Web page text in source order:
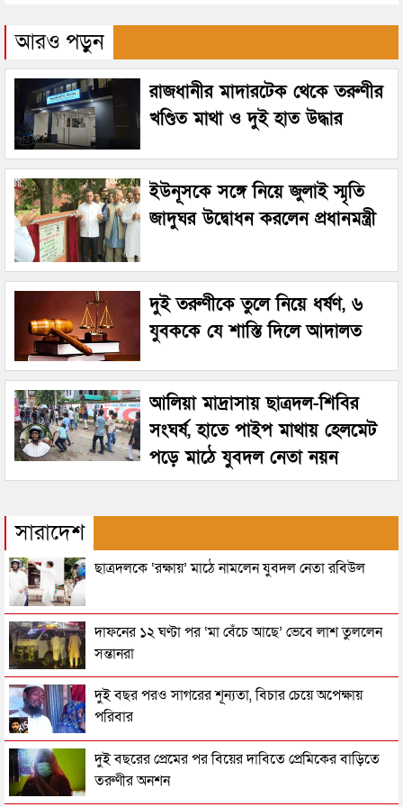
আরও পড়ুন
রাজধানীর মাদারটেক থেকে তরুণীর
খণ্ডিত মাথা ও দুই হাত উদ্ধার
ইউনূসকে সঙ্গে নিয়ে জুলাই স্মৃতি
জাদুঘর উদ্বোধন করলেন প্রধানমন্ত্রী
দুই তরুণীকে তুলে নিয়ে ধর্ষণ, ৬
যুবককে যে শাস্তি দিলে আদালত
আলিয়া মাদ্রাসায় ছাত্রদল-শিবির
সংঘর্ষ, হাতে পাইপ মাথায় হেলমেট
পড়ে মাঠে যুবদল নেতা নয়ন
সারাদেশ
ছাত্রদলকে ‘রক্ষায়’ মাঠে নামলেন যুবদল নেতা রবিউল
দাফনের ১২ ঘণ্টা পর ‘মা বেঁচে আছে’ ভেবে লাশ তুললেন
সন্তানরা
দুই বছর পরও সাগরের শূন্যতা, বিচার চেয়ে অপেক্ষায়
পরিবার
দুই বছরের প্রেমের পর বিয়ের দাবিতে প্রেমিকের বাড়িতে
তরুণীর অনশন